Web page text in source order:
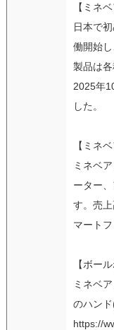
【ミネ
日本で
働開始
製品は
2025年
した。
【ミネ
ミネベ
ーター
す。売
マート
【ボー
ミネベ
のハン
https://